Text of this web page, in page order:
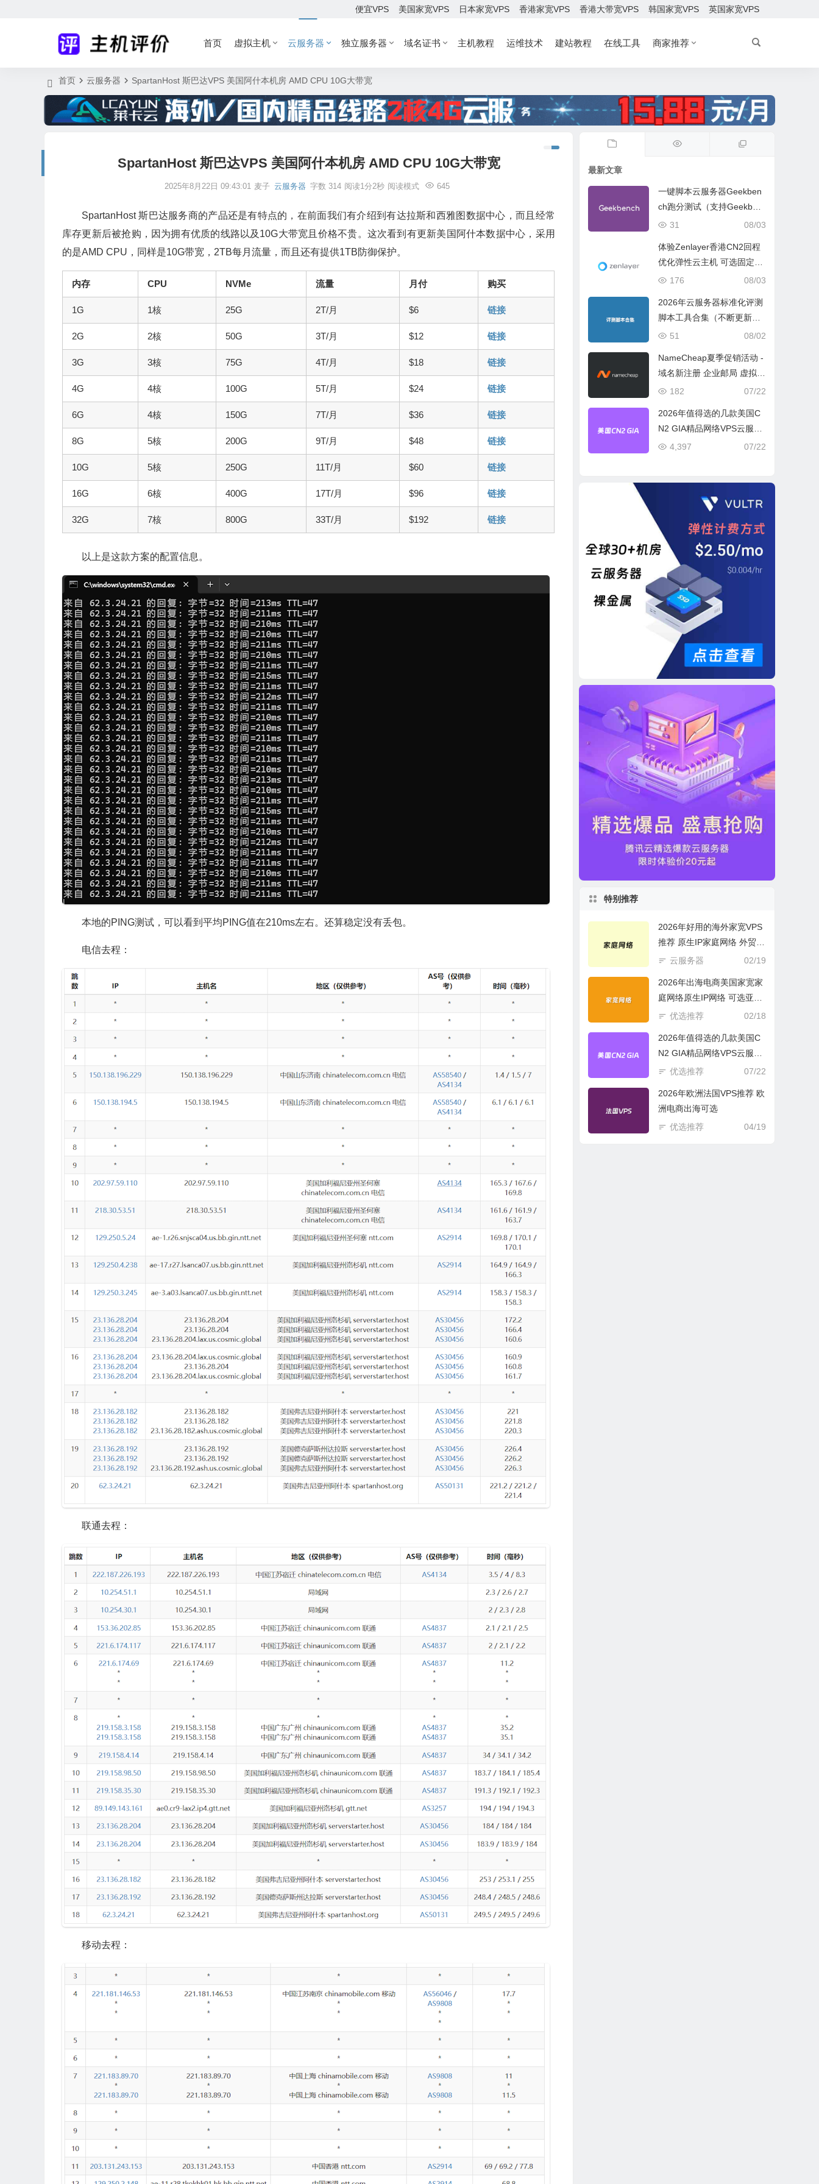
便宜VPS 美国家宽VPS 日本家宽VPS 香港家宽VPS 香港大带宽VPS 韩国家宽VPS 英国家宽VPS
首页 虚拟主机 云服务器 独立服务器 域名证书 主机教程 运维技术 建站教程 在线工具 商家推荐
首页 云服务器 SpartanHost 斯巴达VPS 美国阿什本机房 AMD CPU 10G大带宽
SpartanHost 斯巴达VPS 美国阿什本机房 AMD CPU 10G大带宽
2025年8月22日 09:43:01 麦子 云服务器 645
字数 314 阅读1分2秒 阅读模式
SpartanHost 斯巴达服务商的产品还是有特点的，在前面我们有介绍到有达拉斯和西雅图数据中心，而且经常
库存更新后被抢购，因为拥有优质的线路以及10G大带宽且价格不贵。这次看到有更新美国阿什本数据中心，采用
的是AMD CPU，同样是10G带宽，2TB每月流量，而且还有提供1TB防御保护。
内存 CPU NVMe 流量 月付 购买
1G 1核 25G 2T/月 $6 链接
2G 2核 50G 3T/月 $12 链接
3G 3核 75G 4T/月 $18 链接
4G 4核 100G 5T/月 $24 链接
6G 4核 150G 7T/月 $36 链接
8G 5核 200G 9T/月 $48 链接
10G 5核 250G 11T/月 $60 链接
16G 6核 400G 17T/月 $96 链接
32G 7核 800G 33T/月 $192 链接
以上是这款方案的配置信息。
本地的PING测试，可以看到平均PING值在210ms左右。还算稳定没有丢包。
电信去程：
联通去程：
移动去程：
最新文章
一键脚本云服务器Geekben
ch跑分测试（支持Geekben
ch 5 Geekbench 6 Geekbe
08/03
31
体验Zenlayer香港CN2回程
优化弹性云主机 可选固定带
宽或流量模式
08/03
176
2026年云服务器标准化评测
脚本工具合集（不断更新完
善）
08/02
51
NameCheap夏季促销活动 -
域名新注册 企业邮局 虚拟主
机活动盘点
07/22
182
2026年值得选的几款美国C
N2 GIA精品网络VPS云服务
器推荐
07/22
4,397
特别推荐
2026年好用的海外家宽VPS
推荐 原生IP家庭网络 外贸电
商必选
02/19
云服务器
2026年出海电商美国家宽家
庭网络原生IP网络 可选亚欧
美云服务器
02/18
优选推荐
2026年值得选的几款美国C
N2 GIA精品网络VPS云服务
器推荐
07/22
优选推荐
2026年欧洲法国VPS推荐 欧
洲电商出海可选
04/19
优选推荐